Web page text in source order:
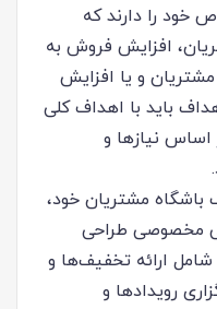
خود را دارند که
افزایش فروش به
و یا افزایش
باید با اهداف کلی
نیازها و
باشگاه مشتریان خود،
مخصوصی طراحی
ارائه تخفیف‌ها و
رویدادها و